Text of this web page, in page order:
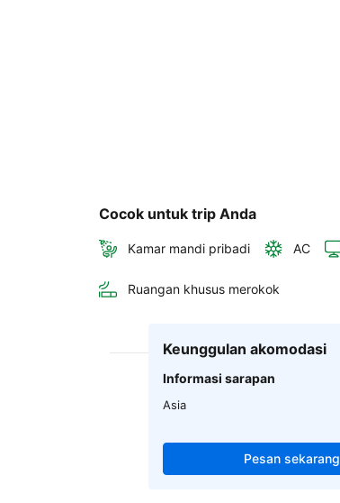
Cocok untuk trip Anda
Kamar mandi pribadi AC
Ruangan khusus merokok
Keunggulan akomodasi
Informasi sarapan
Asia
Pesan sekarang